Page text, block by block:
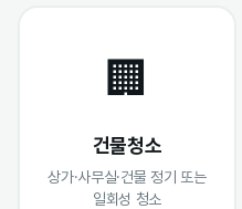
🏢
건물청소
상가·사무실·건물 정기 또는
일회성 청소